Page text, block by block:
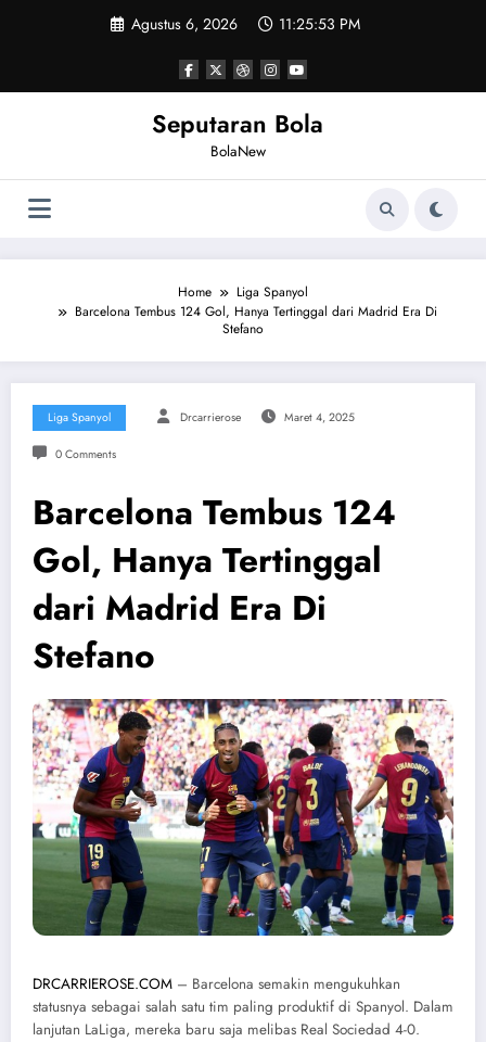
Agustus 6, 2026 11:25:54 PM
Seputaran Bola
BolaNew
Home
Liga Spanyol
Barcelona Tembus 124 Gol, Hanya Tertinggal dari Madrid Era Di
Stefano
Liga Spanyol Drcarrierose Maret 4, 2025
0 Comments
Barcelona Tembus 124
Gol, Hanya Tertinggal
dari Madrid Era Di
Stefano
DRCARRIEROSE.COM – Barcelona semakin mengukuhkan
statusnya sebagai salah satu tim paling produktif di Spanyol. Dalam
lanjutan LaLiga, mereka baru saja melibas Real Sociedad 4-0.